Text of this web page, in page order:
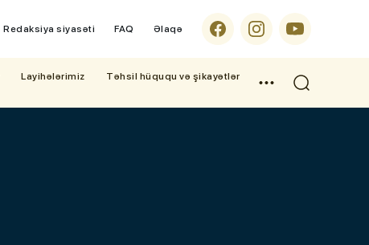
Redaksiya siyasəti FAQ Əlaqə
Layihələrimiz
Təhsil hüququ və şikayətlər